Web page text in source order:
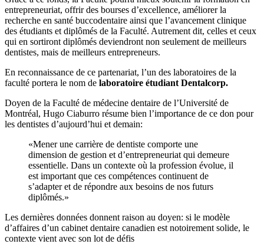
entrepreneuriat, offrir des bourses d’excellence, améliorer la
recherche en santé buccodentaire ainsi que l’avancement clinique
des étudiants et diplômés de la Faculté. Autrement dit, celles et ceux
qui en sortiront diplômés deviendront non seulement de meilleurs
dentistes, mais de meilleurs entrepreneurs.
En reconnaissance de ce partenariat, l’un des laboratoires de la
faculté portera le nom de laboratoire étudiant Dentalcorp.
Doyen de la Faculté de médecine dentaire de l’Université de
Montréal, Hugo Ciaburro résume bien l’importance de ce don pour
les dentistes d’aujourd’hui et demain:
«Mener une carrière de dentiste comporte une
dimension de gestion et d’entrepreneuriat qui demeure
essentielle. Dans un contexte où la profession évolue, il
est important que ces compétences continuent de
s’adapter et de répondre aux besoins de nos futurs
diplômés.»
Les dernières données donnent raison au doyen: si le modèle
d’affaires d’un cabinet dentaire canadien est notoirement solide, le
contexte vient avec son lot de défis